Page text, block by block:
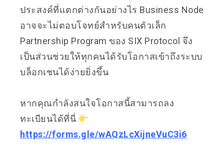
ประสงค์ที่แตกต่างกันอย่างไร Business Node
อาจจะไม่ตอบโจทย์สำหรับคนตัวเล็ก
Partnership Program ของ SIX Protocol จึง
เป็นส่วนช่วยให้ทุกคนได้รับโอกาสเข้าถึงระบบ
บล็อกเชนได้ง่ายยิ่งขึ้น
หากคุณกำลังสนใจโอกาสนี้สามารถลง
ทะเบียนได้ที่นี่
https://forms.gle/wAQzLcXijneVuC3i6